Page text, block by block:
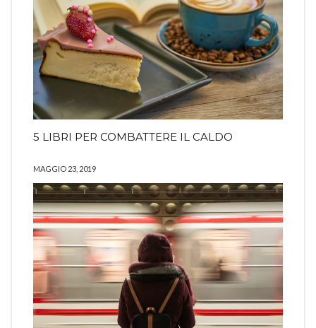
5 LIBRI PER COMBATTERE IL CALDO
MAGGIO 23, 2019